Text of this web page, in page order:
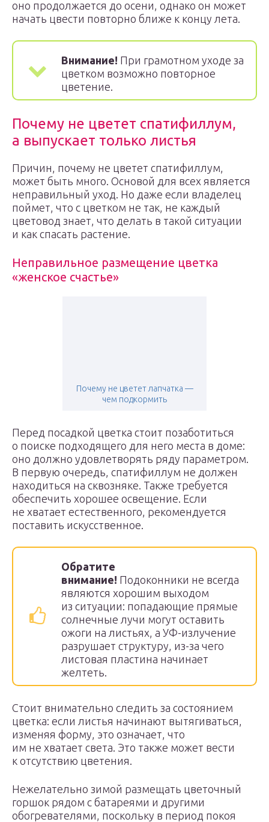
оно продолжается до осени, однако он может
начать цвести повторно ближе к концу лета.
Внимание! При грамотном уходе за
цветком возможно повторное
цветение.
Почему не цветет спатифиллум,
а выпускает только листья
Причин, почему не цветет спатифиллум,
может быть много. Основой для всех является
неправильный уход. Но даже если владелец
поймет, что с цветком не так, не каждый
цветовод знает, что делать в такой ситуации
и как спасать растение.
Неправильное размещение цветка
«женское счастье»
Почему не цветет лапчатка —
чем подкормить
Перед посадкой цветка стоит позаботиться
о поиске подходящего для него места в доме:
оно должно удовлетворять ряду параметром.
В первую очередь, спатифиллум не должен
находиться на сквозняке. Также требуется
обеспечить хорошее освещение. Если
не хватает естественного, рекомендуется
поставить искусственное.
Обратите
внимание! Подоконники не всегда
являются хорошим выходом
из ситуации: попадающие прямые
солнечные лучи могут оставить
ожоги на листьях, а УФ-излучение
разрушает структуру, из-за чего
листовая пластина начинает
желтеть.
Стоит внимательно следить за состоянием
цветка: если листья начинают вытягиваться,
изменяя форму, это означает, что
им не хватает света. Это также может вести
к отсутствию цветения.
Нежелательно зимой размещать цветочный
горшок рядом с батареями и другими
обогревателями, поскольку в период покоя